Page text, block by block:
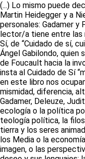
(...) Lo mismo puede
Martin Heidegger y a
personales: Gadamer y
lector/a tiene entre las
Sí, de “Cuidado de sí,
Ángel Gabilondo,
de Foucault hacia la
insta al Cuidado de Sí
en este libro nos
mismidad, diferencia,
Gadamer, Deleuze,
ecología o la política
teología política, la
tierra y los seres
los Media o la
imagen, o las